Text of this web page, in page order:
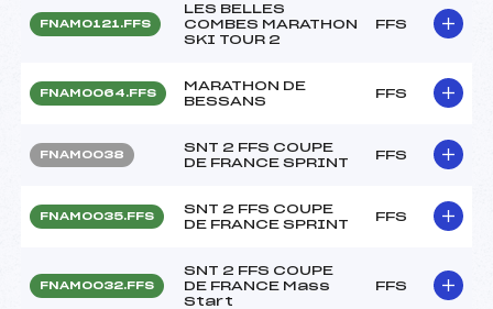
FNAM0121.FFS
LES BELLES
COMBES MARATHON
SKI TOUR 2
FFS
FNAM0064.FFS
MARATHON DE
BESSANS
FFS
FNAM0038
SNT 2 FFS COUPE
DE FRANCE SPRINT
FFS
FNAM0035.FFS
SNT 2 FFS COUPE
DE FRANCE SPRINT
FFS
FNAM0032.FFS
SNT 2 FFS COUPE
DE FRANCE Mass
Start
FFS